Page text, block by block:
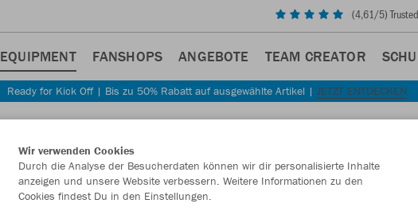
(4,61/5)
EQUIPMENT FANSHOPS ANGEBOTE TEAM CREATOR
Ready for Kick Off | Bis zu 50% Rabatt auf ausgewählte Artikel | JETZT ENTDECKEN
JAKO
-
Wir verwenden Cookies
Durch die Analyse der Besucherdaten können wir dir personalisierte Inhalte
anzeigen und unsere Website verbessern. Weitere Informationen zu den
Cookies findest Du in den Einstellungen.